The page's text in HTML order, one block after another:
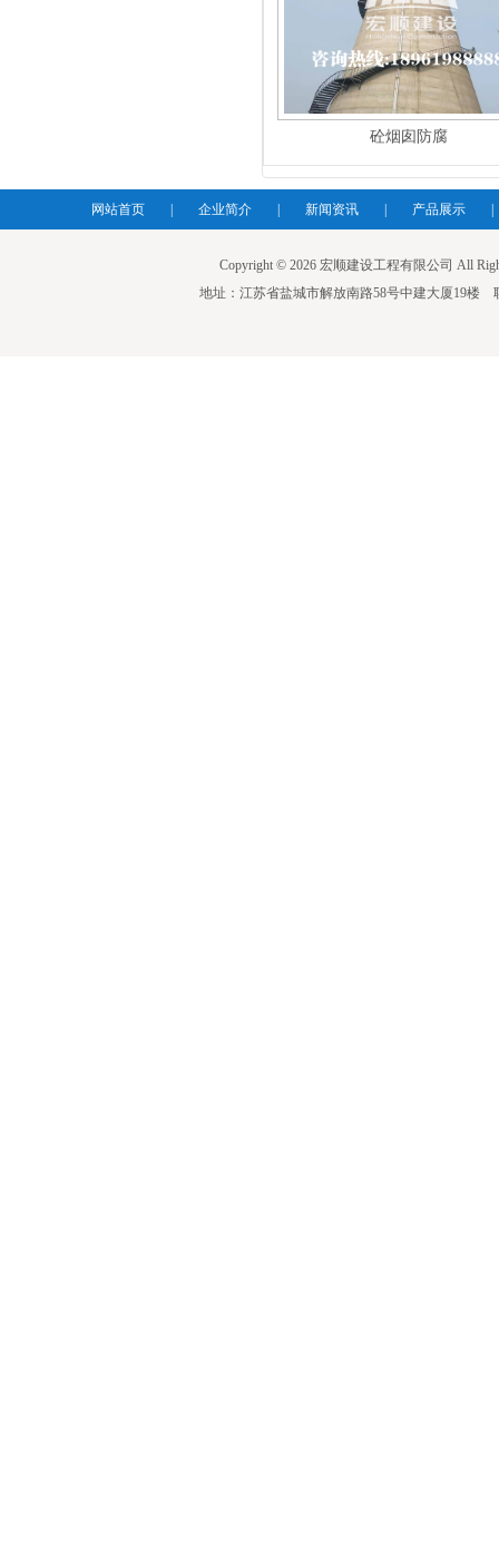
砼烟囱防腐
网站首页 企业简介 新闻资讯 产品展示
Copyright © 2026 宏顺建设工程有限公司 All
地址：江苏省盐城市解放南路58号中建大厦19楼